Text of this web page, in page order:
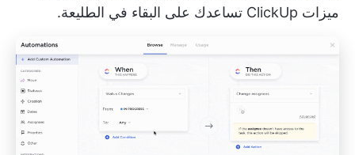
ميزات ClickUp تساعدك على البقاء في الطليعة.